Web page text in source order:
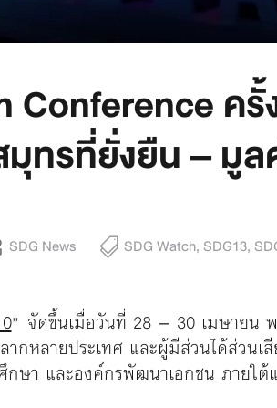
Conference ค
ทรที่ยั่งยืน – มู
SDG News SDG Watch, SDG13,
” จัดขึ้นเมื่อวันที่ 28 – 30 เมษายน
กหลายประเทศ และผู้มีส่วนได้ส่วนเ
กษา และองค์กรพัฒนาเอกชน ภายใ